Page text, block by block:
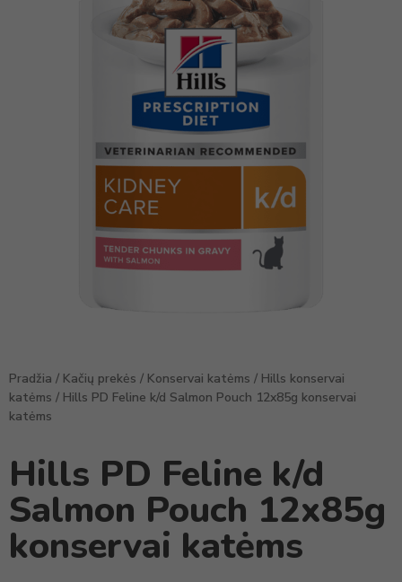
Pradžia / Kačių prekės / Konservai katėms / Hills konservai
katėms / Hills PD Feline k/d Salmon Pouch 12x85g konservai
katėms
Hills PD Feline k/d
Salmon Pouch 12x85g
konservai katėms